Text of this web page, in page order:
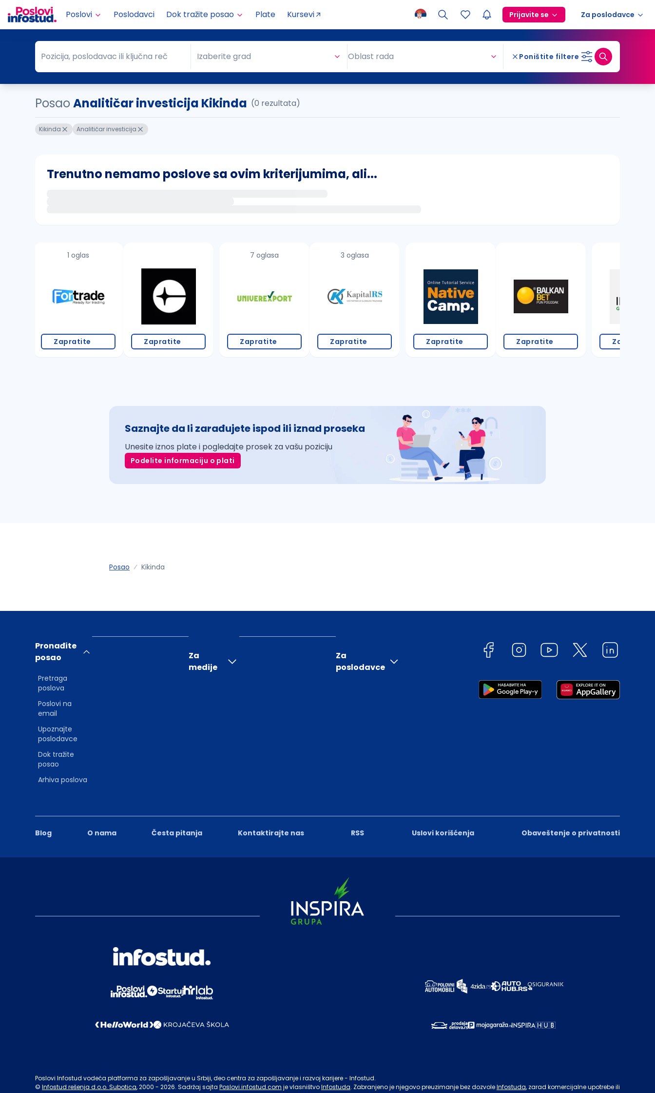
Poslovi Poslodavci Dok tražite posao Plate Kursevi Prijavite se Za poslodavce
Pozicija, poslodavac ili ključna reč
Pozicija, poslodavac ili ključna reč Grad
Izaberite grad Oblast rada Poništite filtere
PosaoAnalitičar investicija Kikinda (0 rezultata)
Kikinda Analitičar investicija
Trenutno nemamo poslove sa ovim kriterijumima, ali...
proverite pravopisne greške (koristite č, ć, š, đ, ž, dž)
povećajte radijus za odabrani grad
1 oglas
Zapratite Zapratite
7 oglasa
Zapratite
3 oglasa
Zapratite Zapratite Zapratite Zapratite
Saznajte da li zarađujete ispod ili iznad proseka
Unesite iznos plate i pogledajte prosek za vašu poziciju
Podelite informaciju o plati
Posao Kikinda
Blog O nama Česta pitanja Kontaktirajte nas RSS Uslovi korišćenja Obaveštenje o privatnosti
Pronađite
posao
Pretraga
poslova
Poslovi na
email
Upoznajte
poslodavce
Dok tražite
posao
Arhiva poslova
Za
medije
Za
poslodavce
Poslovi Infostud vodeća platforma za zapošljavanje u Srbiji, deo centra za zapošljavanje i razvoj karijere - Infostud.
© Infostud rešenja d.o.o. Subotica, 2000 - 2026. Sadržaj sajta Poslovi.infostud.com je vlasništvoInfostuda. Zabranjeno je njegovo preuzimanje bez dozvoleInfostuda, zarad komercijalne upotrebe ili